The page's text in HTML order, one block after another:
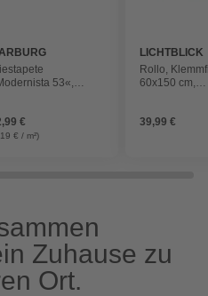
53«,
€
€ / m²)
LICHTBLICK
Rollo,
60x150 cm‎‎,
39,99 €
Zuhause zu
Ort.